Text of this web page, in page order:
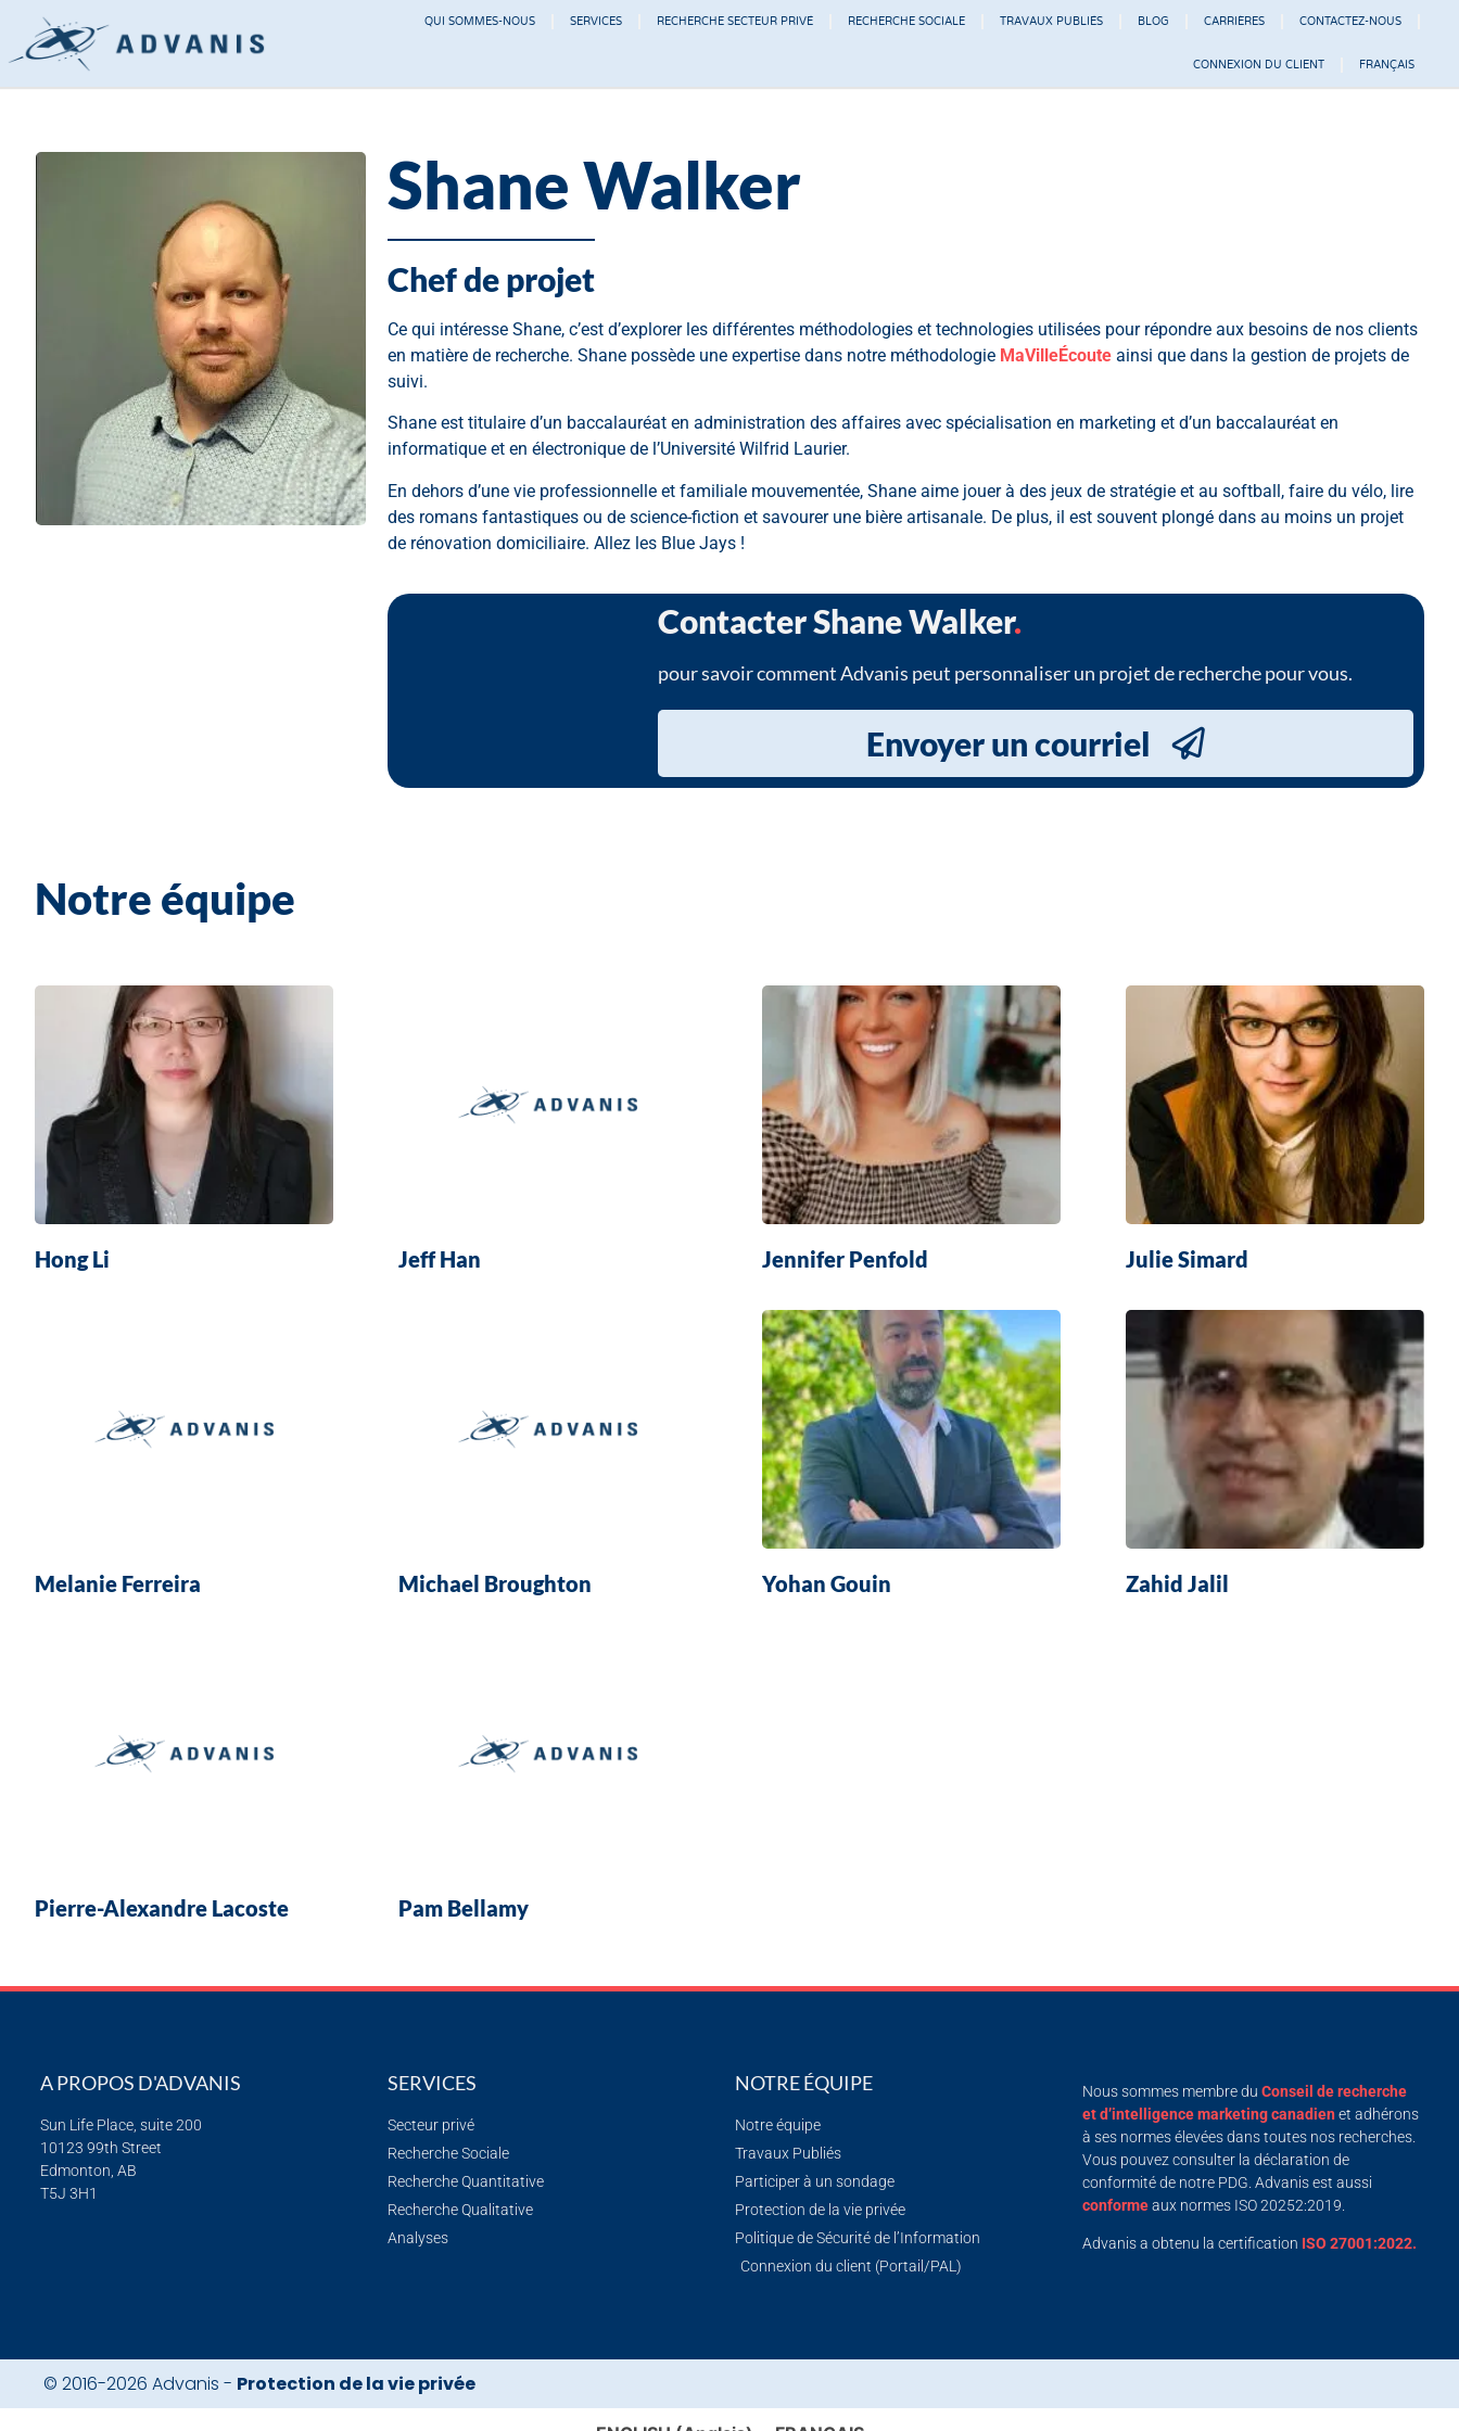
QUI SOMMES-NOUS SERVICES RECHERCHE SECTEUR PRIVÉ RECHERCHE SOCIALE TRAVAUX PUBLIÉS BLOG CARRIÈRES CONTACTEZ-NOUS
CONNEXION DU CLIENT FRANÇAIS
Shane Walker
Chef de projet
Ce qui intéresse Shane, c’est d’explorer les différentes méthodologies et technologies utilisées pour répondre aux besoins de nos clients
en matière de recherche. Shane possède une expertise dans notre méthodologie MaVilleÉcoute ainsi que dans la gestion de projets de
suivi.
Shane est titulaire d’un baccalauréat en administration des affaires avec spécialisation en marketing et d’un baccalauréat en
informatique et en électronique de l’Université Wilfrid Laurier.
En dehors d’une vie professionnelle et familiale mouvementée, Shane aime jouer à des jeux de stratégie et au softball, faire du vélo, lire
des romans fantastiques ou de science-fiction et savourer une bière artisanale. De plus, il est souvent plongé dans au moins un projet
de rénovation domiciliaire. Allez les Blue Jays !
Contacter Shane Walker.
pour savoir comment Advanis peut personnaliser un projet de recherche pour vous.
Envoyer un courriel
Notre équipe
Hong Li Jeff Han Jennifer Penfold Julie Simard
Melanie Ferreira Michael Broughton Yohan Gouin Zahid Jalil
Pierre-Alexandre Lacoste Pam Bellamy
A PROPOS D'ADVANIS
Sun Life Place, suite 200
10123 99th Street
Edmonton, AB
T5J 3H1
SERVICES
Secteur privé
Recherche Sociale
Recherche Quantitative
Recherche Qualitative
Analyses
NOTRE ÉQUIPE
Notre équipe
Travaux Publiés
Participer à un sondage
Protection de la vie privée
Politique de Sécurité de l’Information
Connexion du client (Portail/PAL)
Nous sommes membre du Conseil de recherche
et d’intelligence marketing canadienet adhérons
à ses normes élevées dans toutes nos recherches.
Vous pouvez consulter la déclaration de
conformité de notre PDG. Advanis est aussi
conformeaux normes ISO 20252:2019.
Advanis a obtenu la certification ISO 27001:2022.
© 2016-2026 Advanis - Protection de la vie privée